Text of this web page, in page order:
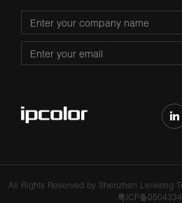
All Rights Reserved by Shenzhen Lenkeng
粤ICP备